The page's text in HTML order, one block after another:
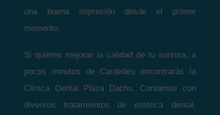
una buena impresión desde el primer
momento.
Si quieres mejorar la calidad de tu sonrisa, a
pocos minutos de Cardedeu encontrarás la
Clínica Dental Plaza Dachs. Contamos con
diversos tratamientos de estética dental,